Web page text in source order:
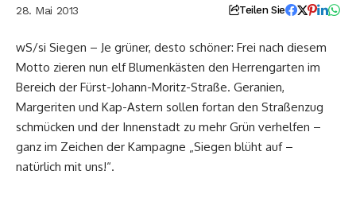
28. Mai 2013 Teilen Sie
wS/si Siegen – Je grüner, desto schöner: Frei nach diesem
Motto zieren nun elf Blumenkästen den Herrengarten im
Bereich der Fürst-Johann-Moritz-Straße. Geranien,
Margeriten und Kap-Astern sollen fortan den Straßenzug
schmücken und der Innenstadt zu mehr Grün verhelfen –
ganz im Zeichen der Kampagne „Siegen blüht auf –
natürlich mit uns!“.